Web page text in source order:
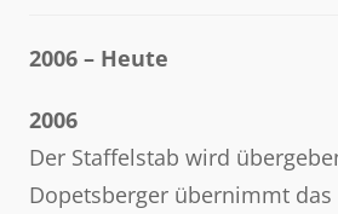
2006 – Heute
2006
Der Staffelstab wird
Dopetsberger übernimmt das